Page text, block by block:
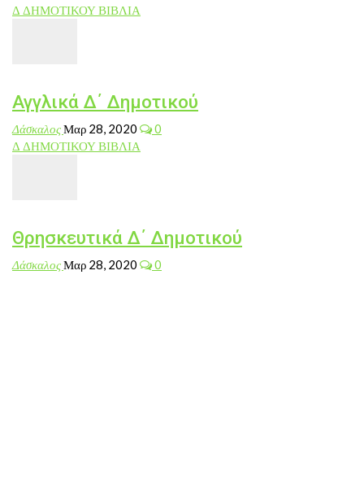
Δ ΔΗΜΟΤΙΚΟΥ ΒΙΒΛΙΑ
Αγγλικά Δ΄ Δημοτικού
ΔάσκαλοςΜαρ 28, 2020
0
Δ ΔΗΜΟΤΙΚΟΥ ΒΙΒΛΙΑ
Θρησκευτικά Δ΄ Δημοτικού
ΔάσκαλοςΜαρ 28, 2020 0